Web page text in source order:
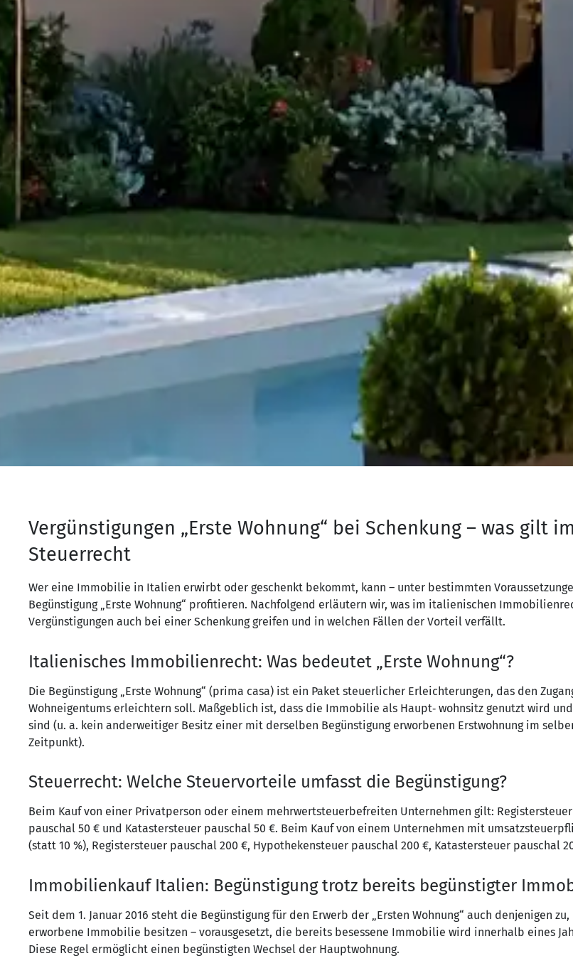
Vergünstigungen „Erste Wohnung“ bei Schenkung – was gilt
Steuerrecht
Wer eine Immobilie in Italien erwirbt oder geschenkt bekommt, kann – unter bestimmten
Begünstigung „Erste Wohnung“ profitieren. Nachfolgend erläutern wir, was im italienischen
Vergünstigungen auch bei einer Schenkung greifen und in welchen Fällen der Vorteil verfällt.
Italienisches Immobilienrecht: Was bedeutet „Erste Wohnung“?
Die Begünstigung „Erste Wohnung“ (prima casa) ist ein Paket steuerlicher Erleichterungen, das den
Wohneigentums erleichtern soll. Maßgeblich ist, dass die Immobilie als Haupt‑ wohnsitz genutzt wird
sind (u. a. kein anderweitiger Besitz einer mit derselben Begünstigung erworbenen Erstwohnung im
Zeitpunkt).
Steuerrecht: Welche Steuervorteile umfasst die Begünstigung?
Beim Kauf von einer Privatperson oder einem mehrwertsteuerbefreiten Unternehmen gilt:
pauschal 50 € und Katastersteuer pauschal 50 €. Beim Kauf von einem Unternehmen mit
(statt 10 %), Registersteuer pauschal 200 €, Hypothekensteuer pauschal 200 €, Katastersteuer pauschal
Immobilienkauf Italien: Begünstigung trotz bereits begünstigter
Seit dem 1. Januar 2016 steht die Begünstigung für den Erwerb der „Ersten Wohnung“ auch denjenigen
erworbene Immobilie besitzen – vorausgesetzt, die bereits besessene Immobilie wird innerhalb eines
Diese Regel ermöglicht einen begünstigten Wechsel der Hauptwohnung.